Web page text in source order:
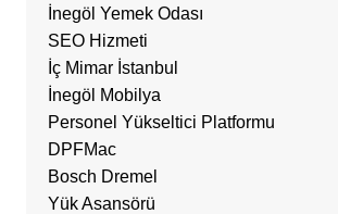
İnegöl Yemek Odası
SEO Hizmeti
İç Mimar İstanbul
İnegöl Mobilya
Personel Yükseltici Platformu
DPFMac
Bosch Dremel
Yük Asansörü